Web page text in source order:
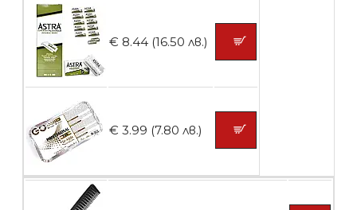
Контейнери за сваляне на гел лак 5
броя
€ 8.44 (16.50 лв.)
€ 3.99 (7.80 лв.)